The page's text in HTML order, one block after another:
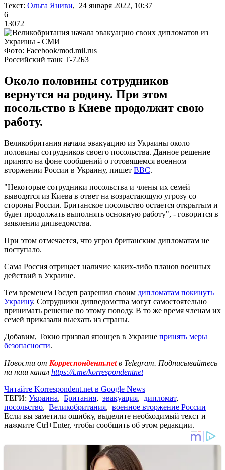
Текст: Ольга Яниви, 24 января 2022, 10:37
6
13072
Фото: Facebook/mod.mil.rus
Российский танк Т-72Б3
Около половины сотрудников
вернутся на родину. При этом
посольство в Киеве продолжит свою
работу.
Великобритания начала эвакуацию из Украины около
половины сотрудников своего посольства. Данное решение
принято на фоне сообщений о готовящемся военном
вторжении России в Украину, пишет BBC.
"Некоторые сотрудники посольства и члены их семей
выводятся из Киева в ответ на возрастающую угрозу со
стороны России. Британское посольство остается открытым и
будет продолжать выполнять основную работу", - говорится в
заявлении дипведомства.
При этом отмечается, что угроз британским дипломатам не
поступало.
Сама Россия отрицает наличие каких-либо планов военных
действий в Украине.
Тем временем Госдеп разрешил своим дипломатам покинуть
Украину. Сотрудники дипведомства могут самостоятельно
принимать решение по этому поводу. В то же время членам их
семей приказали выехать из страны.
Добавим, Токио призвал японцев в Украине принять меры
безопасности.
Новости от Корреспондент.netв Telegram. Подписывайтесь
на наш канал https://t.me/korrespondentnet
Читайте Korrespondent.net в Google News
ТЕГИ: Украина, Британия, эвакуация, дипломат,
посольство, Великобритания, военное вторжение России
Если вы заметили ошибку, выделите необходимый текст и
нажмите Ctrl+Enter, чтобы сообщить об этом редакции.